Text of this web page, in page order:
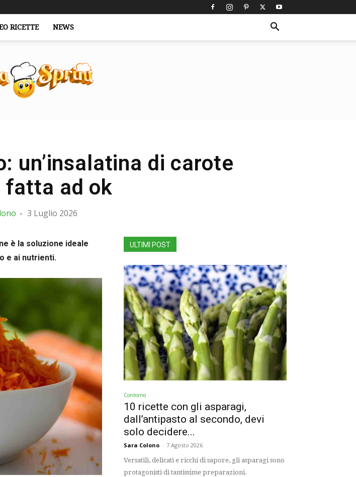
RICETTE NEWS
un’insalatina di carote
fatta ad ok
- 3 Luglio 2026
è la soluzione ideale
e ai nutrienti.
ULTIMI POST
Contorno
10 ricette con gli asparagi,
dall’antipasto al secondo, devi
solo decidere...
Sara Colono - 7 Agosto 2026
Versatili, delicati e ricchi di sapore, gli asparagi sono
protagonisti di tantissime preparazioni.